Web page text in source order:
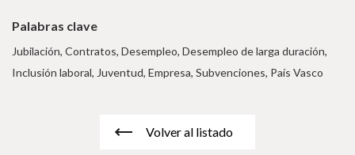
Palabras clave
Jubilación, Contratos, Desempleo, Desempleo de larga duración,
Inclusión laboral, Juventud, Empresa, Subvenciones, País Vasco
Volver al listado